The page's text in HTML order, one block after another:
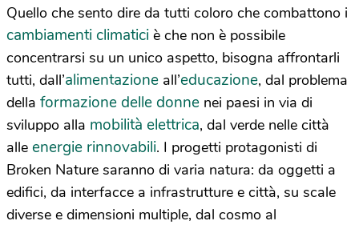
Quello che sento dire da tutti coloro che combattono i
cambiamenti climatici è che non è possibile
concentrarsi su un unico aspetto, bisogna affrontarli
tutti, dall’alimentazione all’educazione, dal problema
della formazione delle donne nei paesi in via di
sviluppo alla mobilità elettrica, dal verde nelle città
alle energie rinnovabili. I progetti protagonisti di
Broken Nature saranno di varia natura: da oggetti a
edifici, da interfacce a infrastrutture e città, su scale
diverse e dimensioni multiple, dal cosmo al